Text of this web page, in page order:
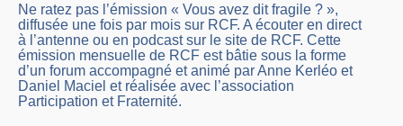
Ne ratez pas l’émission « Vous avez dit fragile ? »,
diffusée une fois par mois sur RCF. A écouter en direct
à l’antenne ou en podcast sur le site de RCF. Cette
émission mensuelle de RCF est bâtie sous la forme
d’un forum accompagné et animé par Anne Kerléo et
Daniel Maciel et réalisée avec l’association
Participation et Fraternité.